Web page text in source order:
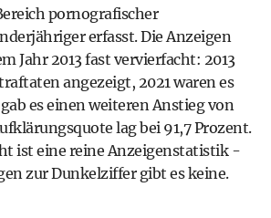
pornografischer
erfasst. Die Anzeigen
Jahr 2013 fast vervierfacht: 2013
angezeigt, 2021 waren es
es einen weiteren Anstieg von
lag bei 91,7 Prozent.
ist eine reine Anzeigenstatistik -
zur Dunkelziffer gibt es keine.